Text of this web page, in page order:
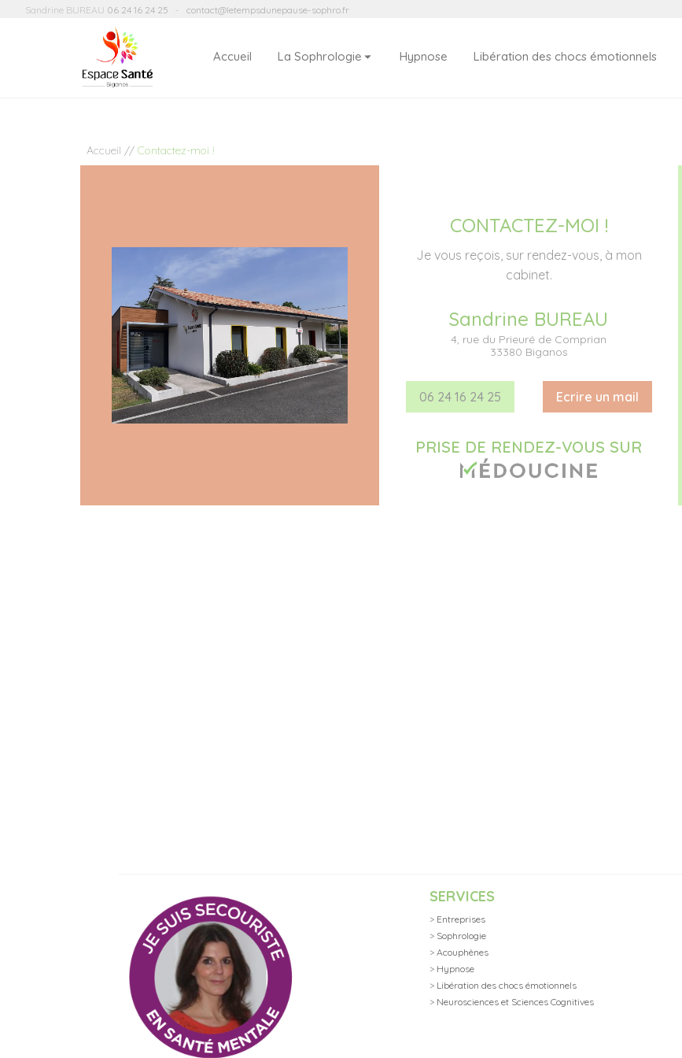
Sandrine BUREAU 06 24 16 24 25 - contact@letempsdunepause-sophro.fr
Accueil La Sophrologie Hypnose Libération des chocs émotionnels
Accueil Contactez-moi !
CONTACTEZ-MOI !
Je vous reçois, sur rendez-vous, à mon
cabinet.
Sandrine BUREAU
4, rue du Prieuré de Comprian
33380 Biganos
06 24 16 24 25 Ecrire un mail
PRISE DE RENDEZ-VOUS SUR
SERVICES
> Entreprises
> Sophrologie
> Acouphènes
> Hypnose
> Libération des chocs émotionnels
> Neurosciences et Sciences Cognitives